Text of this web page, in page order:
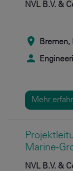
NVL B.V. &
Bremen,
Mehr
Marine-
NVL B.V. &